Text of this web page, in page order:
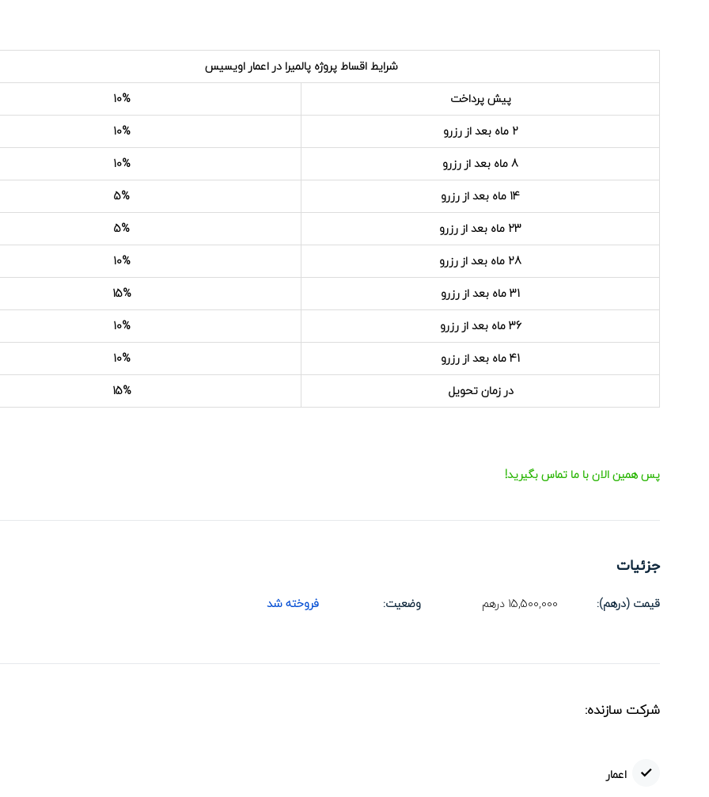
شرایط اقساط پروژه پالمیرا در اعمار اویسیس
پیش پرداخت
10%
2 ماه بعد از رزرو
10%
8 ماه بعد از رزرو
10%
14 ماه بعد از رزرو
5%
23 ماه بعد از رزرو
5%
28 ماه بعد از رزرو
10%
31 ماه بعد از رزرو
15%
36 ماه بعد از رزرو
10%
41 ماه بعد از رزرو
10%
در زمان تحویل
15%
پس همین الان با ما تماس بگیرید!
جزئیات
قیمت (درهم):
15,500,000 درهم وضعیت: فروخته شد
اعمار